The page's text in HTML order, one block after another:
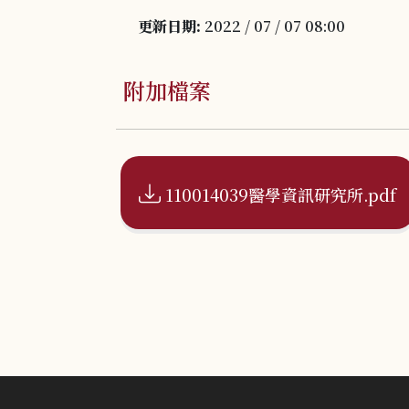
更新日期: 2022 / 07 / 07 08:00
附加檔案
110014039醫學資訊研究所.pdf